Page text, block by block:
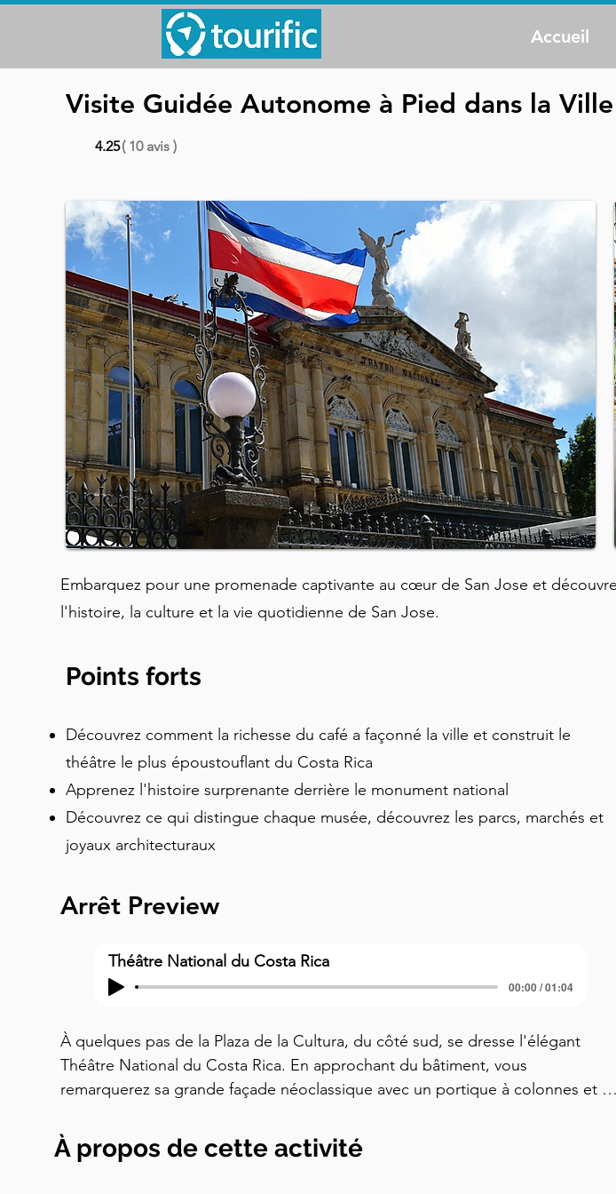
Accueil
Visite Guidée Autonome à Pied dans la
4.25( 10 avis )
Embarquez pour une promenade captivante au cœur de San Jose et
l'histoire, la culture et la vie quotidienne de San Jose.
Points forts
Découvrez comment la richesse du café a façonné la ville et construit le
théâtre le plus époustouflant du Costa Rica
Apprenez l'histoire surprenante derrière le monument national
Découvrez ce qui distingue chaque musée, découvrez les parcs, marchés et
joyaux architecturaux
Arrêt Preview
Théâtre National du Costa Rica
00:00 / 01:04
À quelques pas de la Plaza de la Cultura, du côté sud, se dresse l'élégant
Théâtre National du Costa Rica. En approchant du bâtiment, vous
remarquerez sa grande façade néoclassique avec un portique à colonnes et
d'opéra européenne transportée en Amérique centrale. En fait, lorsqu'il a
ouvert ses portes à la fin du XIXe siècle, ce théâtre était la fierté de San José,
À propos de cette activité